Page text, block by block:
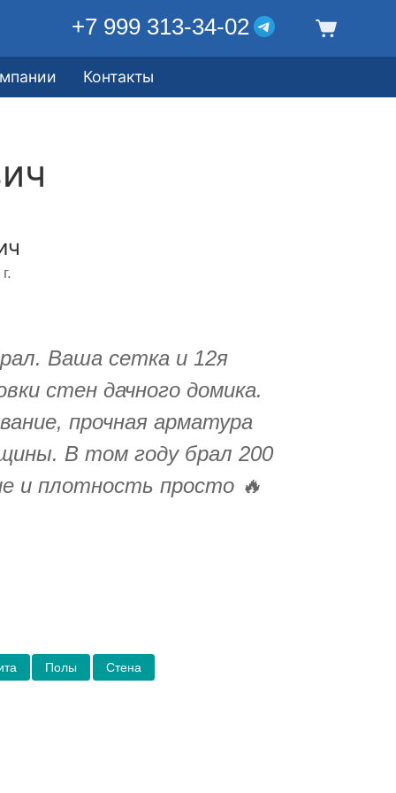
+7 999 313-34-02
Контакты
Ваша сетка и 12я
стен дачного домика.
прочная арматура
В том году брал 200
и плотность просто 🔥
Полы Стена